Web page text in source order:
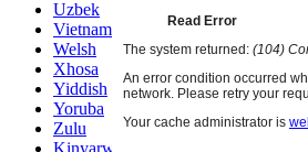
Uzbek
Vietnamese
Welsh
Xhosa
Yiddish
Yoruba
Zulu
Kinyarwanda